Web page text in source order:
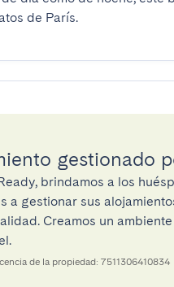
de París.
gestionado
brindamos a los
a gestionar sus
Creamos un
de la propiedad: 7511306410834